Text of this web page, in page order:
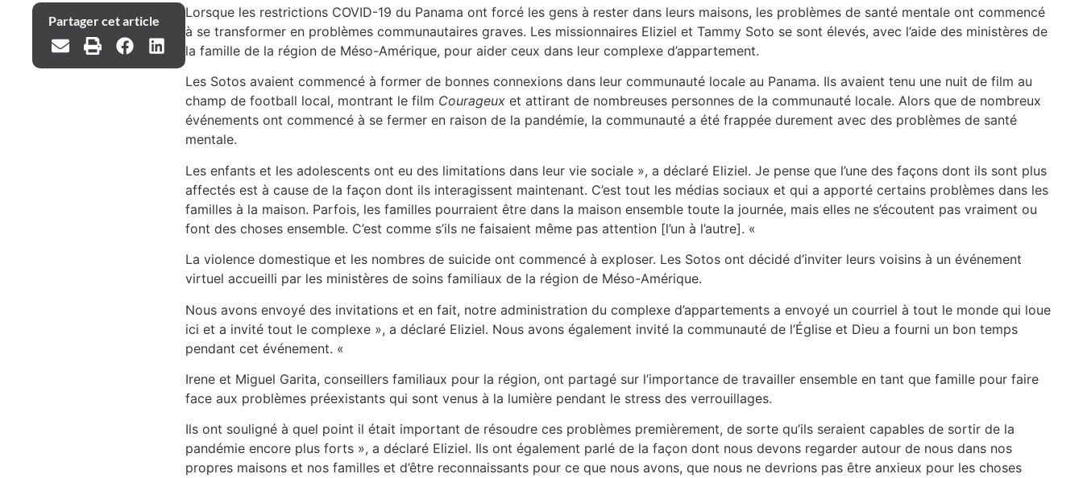
Partager cet article
Lorsque les restrictions COVID-19 du Panama ont forcé les gens à rester dans leurs maisons, les problèmes de santé mentale ont commencé
à se transformer en problèmes communautaires graves. Les missionnaires Eliziel et Tammy Soto se sont élevés, avec l’aide des ministères de
la famille de la région de Méso-Amérique, pour aider ceux dans leur complexe d’appartement.
Les Sotos avaient commencé à former de bonnes connexions dans leur communauté locale au Panama. Ils avaient tenu une nuit de film au
champ de football local, montrant le film Courageuxet attirant de nombreuses personnes de la communauté locale. Alors que de nombreux
événements ont commencé à se fermer en raison de la pandémie, la communauté a été frappée durement avec des problèmes de santé
mentale.
Les enfants et les adolescents ont eu des limitations dans leur vie sociale », a déclaré Eliziel. Je pense que l’une des façons dont ils sont plus
affectés est à cause de la façon dont ils interagissent maintenant. C’est tout les médias sociaux et qui a apporté certains problèmes dans les
familles à la maison. Parfois, les familles pourraient être dans la maison ensemble toute la journée, mais elles ne s’écoutent pas vraiment ou
font des choses ensemble. C’est comme s’ils ne faisaient même pas attention [l’un à l’autre]. «
La violence domestique et les nombres de suicide ont commencé à exploser. Les Sotos ont décidé d’inviter leurs voisins à un événement
virtuel accueilli par les ministères de soins familiaux de la région de Méso-Amérique.
Nous avons envoyé des invitations et en fait, notre administration du complexe d’appartements a envoyé un courriel à tout le monde qui loue
ici et a invité tout le complexe », a déclaré Eliziel. Nous avons également invité la communauté de l’Église et Dieu a fourni un bon temps
pendant cet événement. «
Irene et Miguel Garita, conseillers familiaux pour la région, ont partagé sur l’importance de travailler ensemble en tant que famille pour faire
face aux problèmes préexistants qui sont venus à la lumière pendant le stress des verrouillages.
Ils ont souligné à quel point il était important de résoudre ces problèmes premièrement, de sorte qu’ils seraient capables de sortir de la
pandémie encore plus forts », a déclaré Eliziel. Ils ont également parlé de la façon dont nous devons regarder autour de nous dans nos
propres maisons et nos familles et d’être reconnaissants pour ce que nous avons, que nous ne devrions pas être anxieux pour les choses